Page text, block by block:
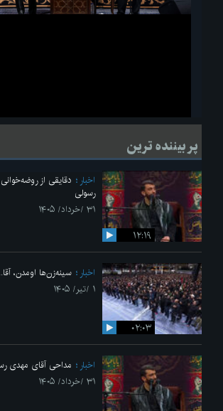
لحظاتی از قرائت زیارت اربعین امام حسین(ع) در
پر بیننده ترین
۱۲:۱۹
اخبار
دقایقی از
رسولی
۳۱ /خرداد/ ۱۴۰۵
۰۲:۰۳
اخبار
سینه‌زن‌ها اومدن،‌
۱ /تیر/ ۱۴۰۵
اخبار
مداحی آقای مهدی
۳۱ /خرداد/ ۱۴۰۵